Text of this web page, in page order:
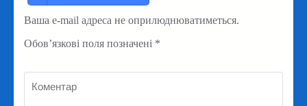
Ваша e-mail адреса не оприлюднюватиметься.
Обов’язкові поля позначені *
Коментар